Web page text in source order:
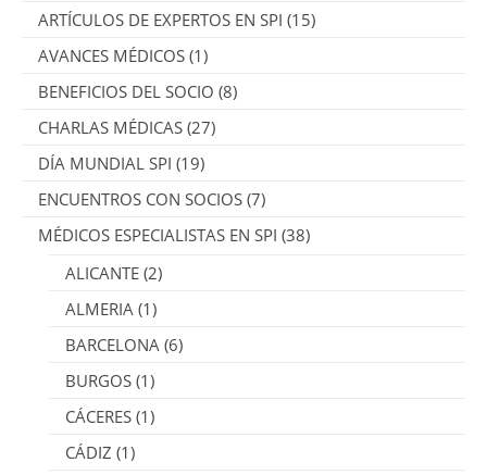
ARTÍCULOS DE EXPERTOS EN SPI (15)
AVANCES MÉDICOS (1)
BENEFICIOS DEL SOCIO (8)
CHARLAS MÉDICAS (27)
DÍA MUNDIAL SPI (19)
ENCUENTROS CON SOCIOS (7)
MÉDICOS ESPECIALISTAS EN SPI (38)
ALICANTE (2)
ALMERIA (1)
BARCELONA (6)
BURGOS (1)
CÁCERES (1)
CÁDIZ (1)